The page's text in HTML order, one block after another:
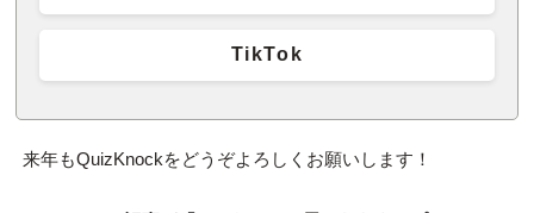
TikTok
来年もQuizKnockをどうぞよろしくお願いします！